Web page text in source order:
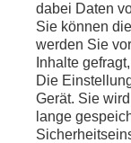
dabei Daten
Sie können
werden Sie
Inhalte
Die
Gerät. Sie
lange